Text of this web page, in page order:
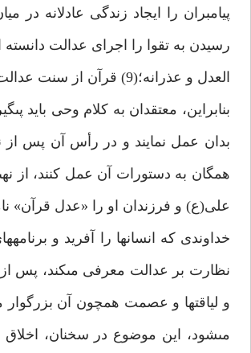
پيامبران را ايجاد زندگى عادلانه
رسيدن به تقوا را اجراى عدالت
العدل و عذرانه؛(9) قرآن از سنت عدالت سخن مى‏گويد، قرآن بوستان‏هاى سرسبز و تالاب‏هاى عدالت است.
بنابراين، معتقدان به كلام وحى بايد
بدان عمل نمايند و در رأس آن پس
على(ع) و فرزندان او را «عدل قرآن» ناميدند.(11) اهل
خداوندى كه انسان‏ها را آفريد و
نظارت بر عدالت معرفى مى‏كند، پس
و لياقت‏ها و عصمت همچون آن بزرگوار
مى‏شود، اين موضوع در سخنان،